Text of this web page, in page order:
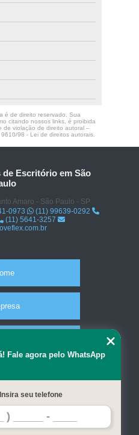
é de direito reservado. Sua
citando nossos links, é proibida
de violação de direito autoral –
9610/98 - Lei de direitos autorais.
de Escritório em São
Amaro - São Paulo - SP
0973
(11) 99639-0292
(11) 5641-3257
Fale agora pelo WhatsApp
Insira seu telefone